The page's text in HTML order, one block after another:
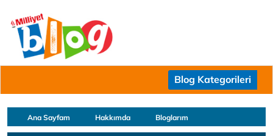
Blog Kategorileri
Ana Sayfam Hakkımda Bloglarım